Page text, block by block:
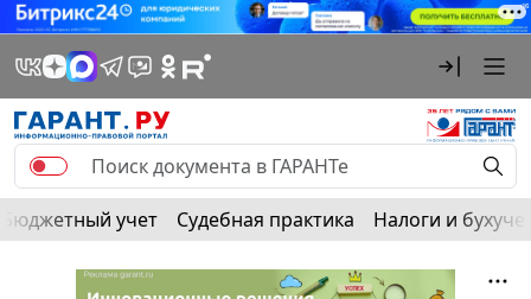
Бюджетный учет Судебная практика Налоги и